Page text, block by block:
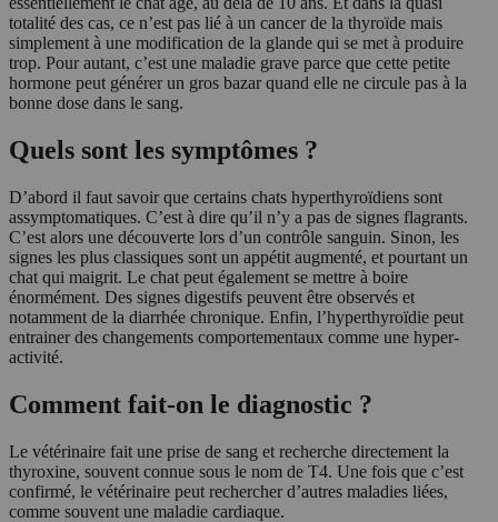
totalité des cas, ce n’est pas lié à un cancer de la thyroïde mais
simplement à une modification de la glande qui se met à produire
trop. Pour autant, c’est une maladie grave parce que cette petite
hormone peut générer un gros bazar quand elle ne circule pas à la
bonne dose dans le sang.
Quels sont les symptômes ?
D’abord il faut savoir que certains chats hyperthyroïdiens sont
assymptomatiques. C’est à dire qu’il n’y a pas de signes flagrants.
C’est alors une découverte lors d’un contrôle sanguin. Sinon, les
signes les plus classiques sont un appétit augmenté, et pourtant un
chat qui maigrit. Le chat peut également se mettre à boire
énormément. Des signes digestifs peuvent être observés et
notamment de la diarrhée chronique. Enfin, l’hyperthyroïdie peut
entrainer des changements comportementaux comme une hyper-
activité.
Comment fait-on le diagnostic ?
Le vétérinaire fait une prise de sang et recherche directement la
thyroxine, souvent connue sous le nom de T4. Une fois que c’est
confirmé, le vétérinaire peut rechercher d’autres maladies liées,
comme souvent une maladie cardiaque.